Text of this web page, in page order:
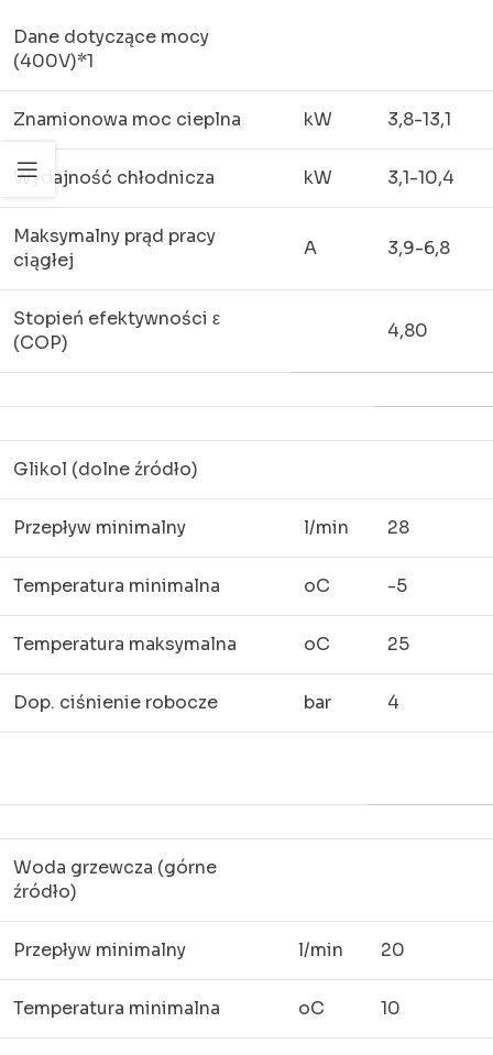
Dane dotyczące mocy
(400V)*1
Znamionowa moc cieplna kW 3,8-13,1
Wydajność chłodnicza kW 3,1-10,4
Maksymalny prąd pracy
ciągłej
A 3,9-6,8
Stopień efektywności ε
(COP)
4,80
Glikol (dolne źródło)
Przepływ minimalny l/min 28
Temperatura minimalna oC -5
Temperatura maksymalna oC 25
Dop. ciśnienie robocze bar 4
Woda grzewcza (górne
źródło)
Przepływ minimalny l/min 20
Temperatura minimalna oC 10